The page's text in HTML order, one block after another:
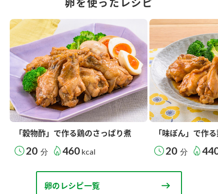
「穀物酢」で作る鶏のさっぱり煮
20 分 460 kcal
「味ぽん」で作
20 分
卵のレシピ一覧